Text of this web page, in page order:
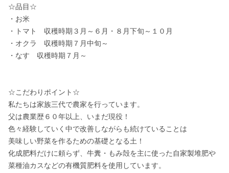
☆品目☆
・お米
・トマト　収穫時期３月～６月・８月下旬～１０月
・オクラ　収穫時期７月中旬～
・なす　収穫時期７月～
☆こだわりポイント☆
私たちは家族三代で農家を行っています。
父は農業歴６０年以上、いまだ現役！
色々経験していく中で改善しながらも続けていることは
美味しい野菜を作るための基礎となる土！
化成肥料だけに頼らず、牛糞・もみ殻を主に使った自家製堆肥や
菜種油カスなどの有機質肥料を使用しています。